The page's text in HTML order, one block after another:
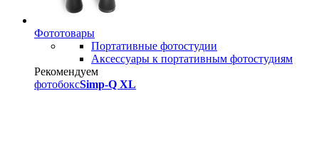
Фототовары
Портативные фотостудии
Аксессуары к портативным фотостудиям
Рекомендуем
фотобоксSimp-Q XL